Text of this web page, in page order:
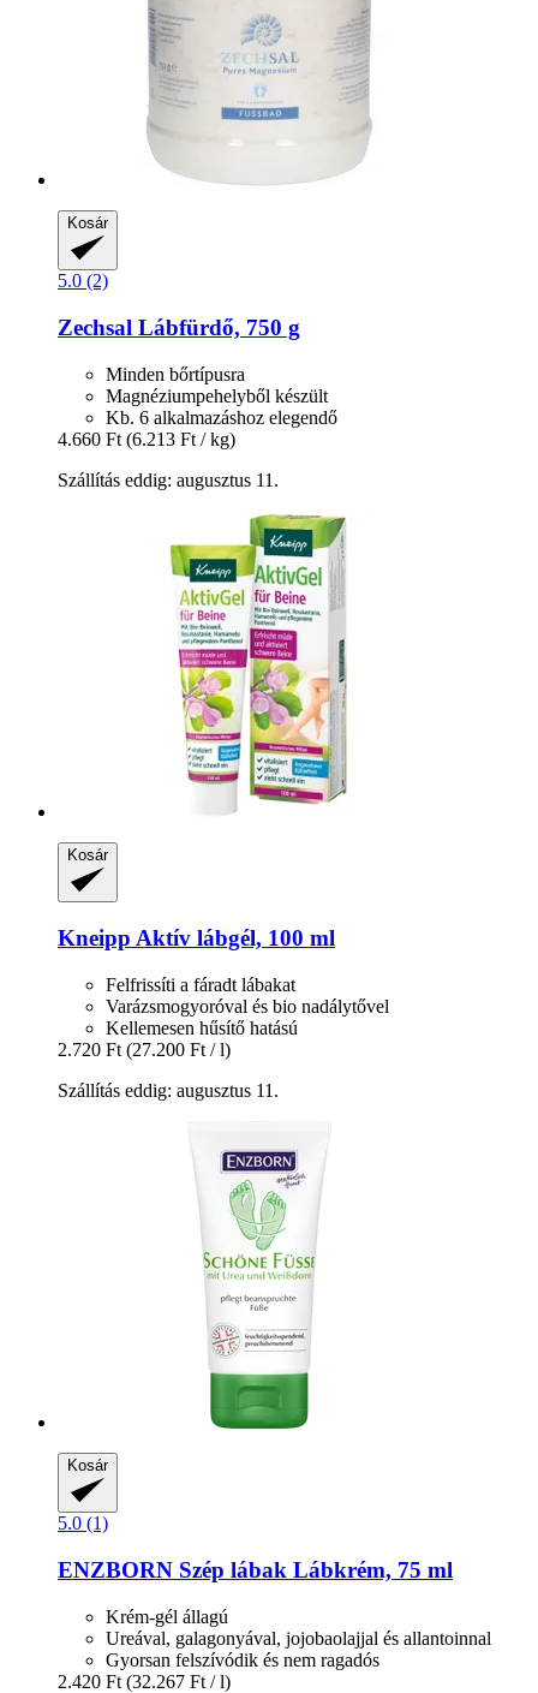
Kosár
5.0 (2)
Zechsal Lábfürdő, 750 g
Minden bőrtípusra
Magnéziumpehelyből készült
Kb. 6 alkalmazáshoz elegendő
4.660 Ft (6.213 Ft / kg)
Szállítás eddig: augusztus 11.
Kosár
Kneipp Aktív lábgél, 100 ml
Felfrissíti a fáradt lábakat
Varázsmogyoróval és bio nadálytővel
Kellemesen hűsítő hatású
2.720 Ft (27.200 Ft / l)
Szállítás eddig: augusztus 11.
Kosár
5.0 (1)
ENZBORN Szép lábak Lábkrém, 75 ml
Krém-gél állagú
Ureával, galagonyával, jojobaolajjal és allantoinnal
Gyorsan felszívódik és nem ragadós
2.420 Ft (32.267 Ft / l)